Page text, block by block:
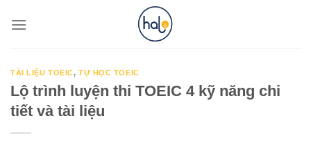
TÀI LIỆU TOEIC, TỰ HỌC TOEIC
Lộ trình luyện thi TOEIC 4 kỹ năng chi
tiết và tài liệu